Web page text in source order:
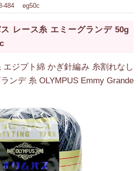
484 eg50c
レース糸 エミーグランデ 50g
ジプト綿 かぎ針編み 糸割れなし
ンデ 糸 OLYMPUS Emmy Grande